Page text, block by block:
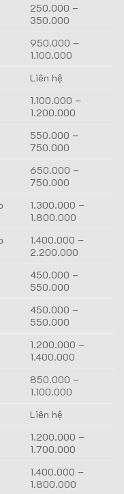
250.000 –
350.000
950.000 –
1.100.000
Liên hệ
1.100.000 –
1.200.000
550.000 –
750.000
650.000 –
750.000
1.300.000 –
1.800.000
1.400.000 –
2.200.000
450.000 –
550.000
450.000 –
550.000
1.200.000 –
1.400.000
850.000 –
1.100.000
Liên hệ
1.200.000 –
1.700.000
1.400.000 –
1.800.000